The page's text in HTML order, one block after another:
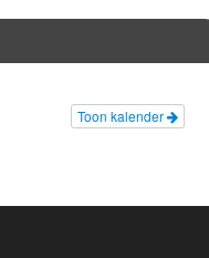
Toon kalender